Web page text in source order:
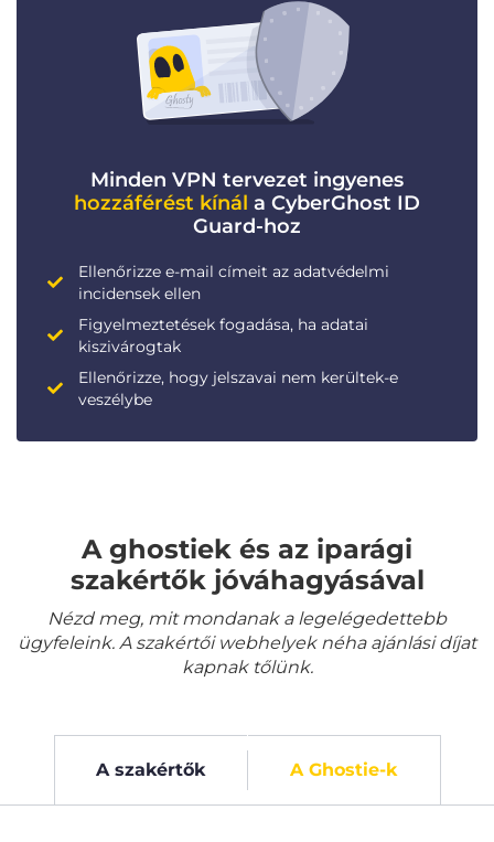
Minden VPN tervezet ingyenes
hozzáférést kínál a CyberGhost ID
Guard-hoz
Ellenőrizze e-mail címeit az adatvédelmi
incidensek ellen
Figyelmeztetések fogadása, ha adatai
kiszivárogtak
Ellenőrizze, hogy jelszavai nem kerültek-e
veszélybe
A ghostiek és az iparági
szakértők jóváhagyásával
Nézd meg, mit mondanak a legelégedettebb
ügyfeleink. A szakértői webhelyek néha ajánlási díjat
kapnak tőlünk.
A szakértők A Ghostie-k